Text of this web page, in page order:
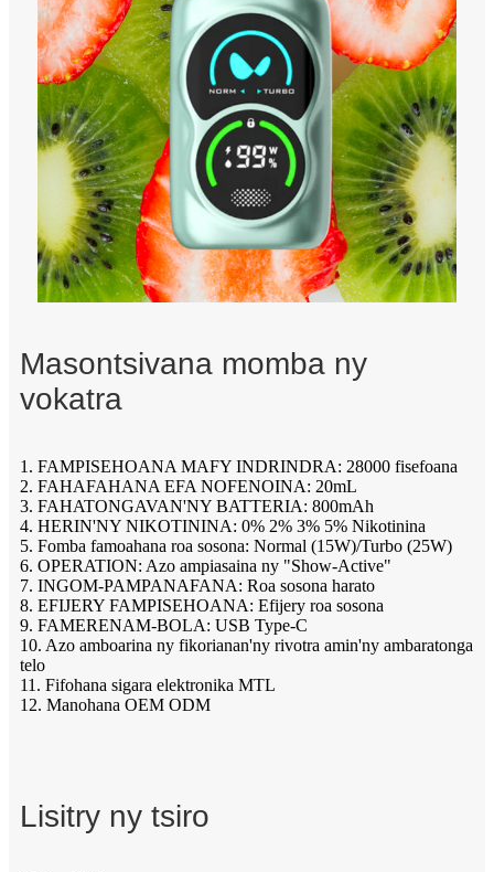
Masontsivana momba ny
vokatra
1. FAMPISEHOANA MAFY INDRINDRA: 28000 fisefoana
2. FAHAFAHANA EFA NOFENOINA: 20mL
3. FAHATONGAVAN'NY BATTERIA: 800mAh
4. HERIN'NY NIKOTININA: 0% 2% 3% 5% Nikotinina
5. Fomba famoahana roa sosona: Normal (15W)/Turbo (25W)
6. OPERATION: Azo ampiasaina ny "Show-Active"
7. INGOM-PAMPANAFANA: Roa sosona harato
8. EFIJERY FAMPISEHOANA: Efijery roa sosona
9. FAMERENAM-BOLA: USB Type-C
10. Azo amboarina ny fikorianan'ny rivotra amin'ny ambaratonga
telo
11. Fifohana sigara elektronika MTL
12. Manohana OEM ODM
Lisitry ny tsiro